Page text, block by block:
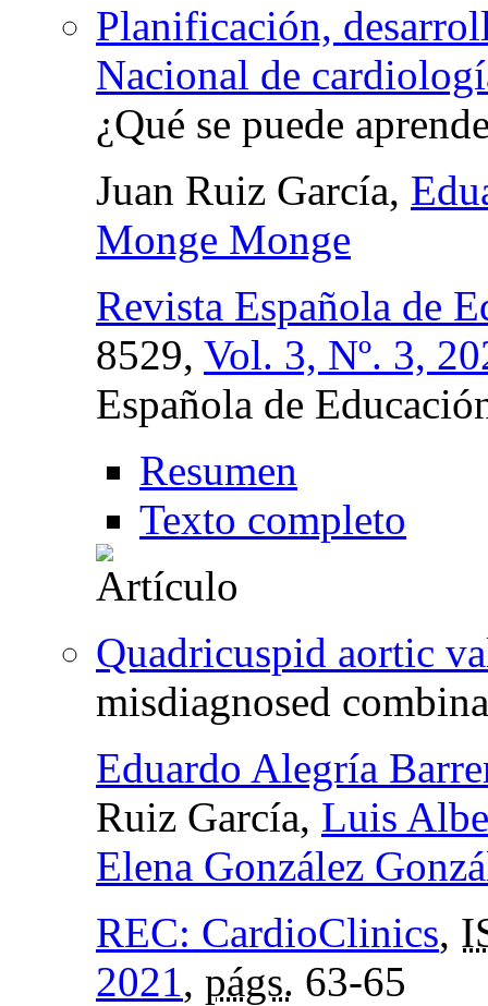
Planificación,
Nacional de
¿Qué se puede
Juan Ruiz García,
Monge Monge
Revista Española de
8529, Vol. 3, Nº. 3,
Española de
Resumen
Texto completo
Quadricuspid aortic
misdiagnosed
Eduardo Alegría
Ruiz García, Luis
Elena González
REC: CardioClinics,
2021, págs. 63-65